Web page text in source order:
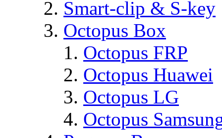
Smart-clip & S-key
Octopus Box
Octopus FRP
Octopus Huawei
Octopus LG
Octopus